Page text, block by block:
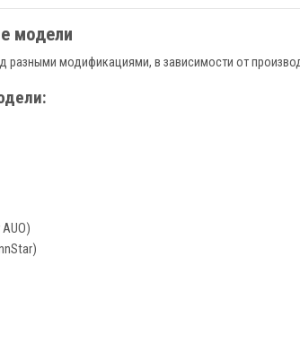
модели
разными модификациями, в зависимости от